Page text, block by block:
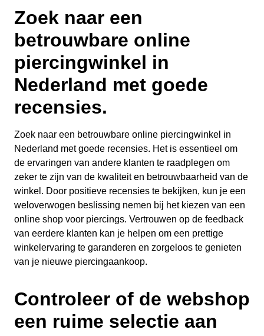
Zoek naar een
betrouwbare online
piercingwinkel in
Nederland met goede
recensies.
Zoek naar een betrouwbare online piercingwinkel in
Nederland met goede recensies. Het is essentieel om
de ervaringen van andere klanten te raadplegen om
zeker te zijn van de kwaliteit en betrouwbaarheid van de
winkel. Door positieve recensies te bekijken, kun je een
weloverwogen beslissing nemen bij het kiezen van een
online shop voor piercings. Vertrouwen op de feedback
van eerdere klanten kan je helpen om een prettige
winkelervaring te garanderen en zorgeloos te genieten
van je nieuwe piercingaankoop.
Controleer of de webshop
een ruime selectie aan